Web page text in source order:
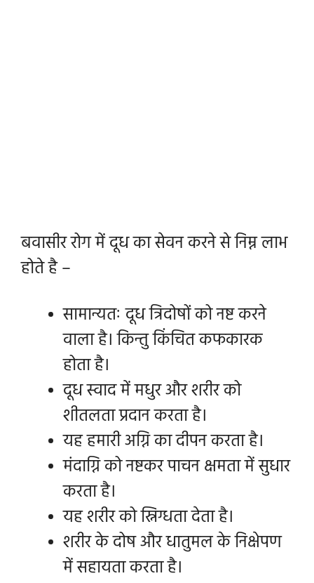
बवासीर रोग में दूध का सेवन करने से निम्न लाभ
होते है –
सामान्यतः दूध त्रिदोषों को नष्ट करने
वाला है। किन्तु किंचित कफकारक
होता है।
दूध स्वाद में मधुर और शरीर को
शीतलता प्रदान करता है।
यह हमारी अग्नि का दीपन करता है।
मंदाग्नि को नष्टकर पाचन क्षमता में सुधार
करता है।
यह शरीर को स्निग्धता देता है।
शरीर के दोष और धातुमल के निक्षेपण
में सहायता करता है।